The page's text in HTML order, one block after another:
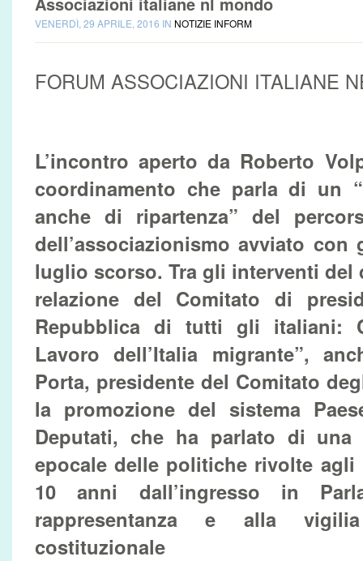
VENERDÌ, 29 APRILE, 2016 IN NOTIZIE INFORM
FORUM ASSOCIAZIONI ITALIANE
L’incontro aperto da Roberto
coordinamento che parla di un
anche di ripartenza” del
dell’associazionismo avviato
luglio scorso. Tra gli interventi
relazione del Comitato di
Repubblica di tutti gli italiani:
Lavoro dell’Italia migrante”,
Porta, presidente del Comitato
la promozione del sistema
Deputati, che ha parlato di una
epocale delle politiche rivolte agli
10 anni dall’ingresso in
rappresentanza e alla
costituzionale